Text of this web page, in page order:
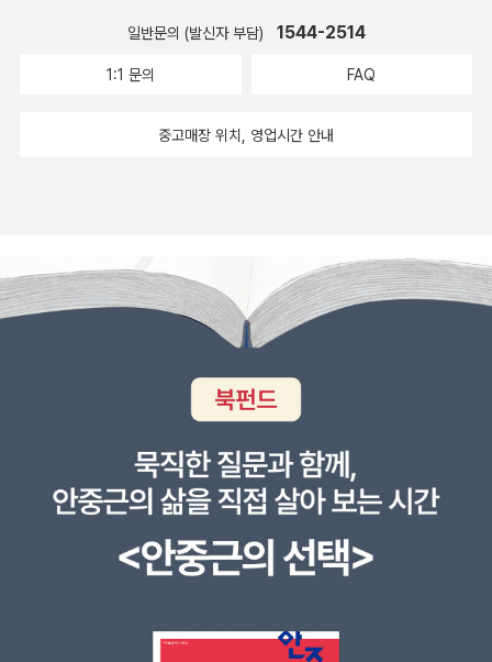
일반문의 (발신자 부담) 1544-2514
1:1 문의 FAQ
중고매장 위치, 영업시간 안내